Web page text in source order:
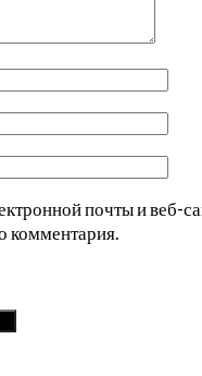
почты и веб-
комментария.